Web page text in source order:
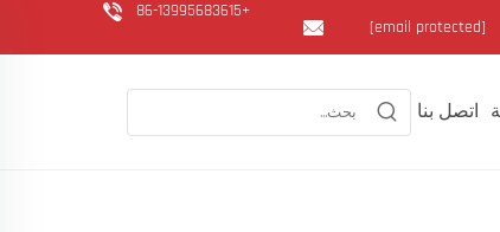
+86-13995683615
[email protected]
اتصل بنا